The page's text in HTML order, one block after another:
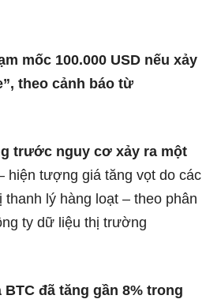
mốc 100.000 USD nếu xảy
theo cảnh báo từ
trước nguy cơ xảy ra một
hiện tượng giá tăng vọt do các
thanh lý hàng loạt – theo phân
ty dữ liệu thị trường
BTC đã tăng gần 8% trong